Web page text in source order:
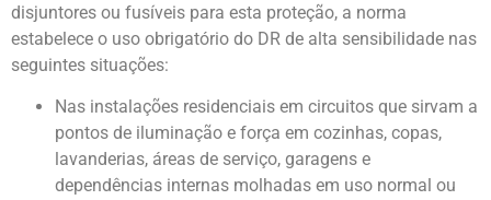
disjuntores ou fusíveis para esta proteção, a norma
estabelece o uso obrigatório do DR de alta sensibilidade nas
seguintes situações:
Nas instalações residenciais em circuitos que sirvam a
pontos de iluminação e força em cozinhas, copas,
lavanderias, áreas de serviço, garagens e
dependências internas molhadas em uso normal ou